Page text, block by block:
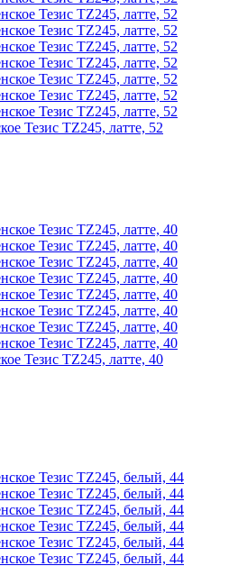
Тезис TZ245, латте, 52
Тезис TZ245, латте, 40